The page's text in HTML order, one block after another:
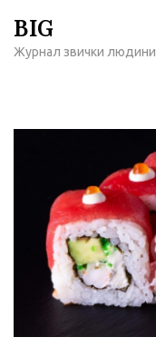
содержимому
BIG
Журнал звички людини